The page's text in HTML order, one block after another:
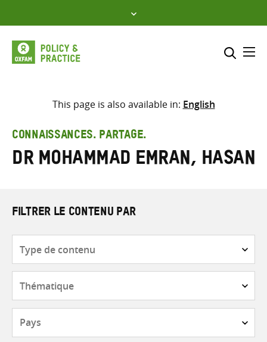
to
content
Sélectionner l’emplacement
Saisir
les
termes
This page is also available in: English
CONNAISSANCES. PARTAGE.
Dr Mohammad Emran, Hasan
FILTRER LE CONTENU PAR
contenu